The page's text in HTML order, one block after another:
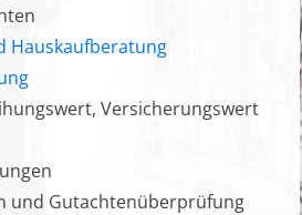
Hauskaufberatung
Versicherungswert
und Gutachtenüberprüfung